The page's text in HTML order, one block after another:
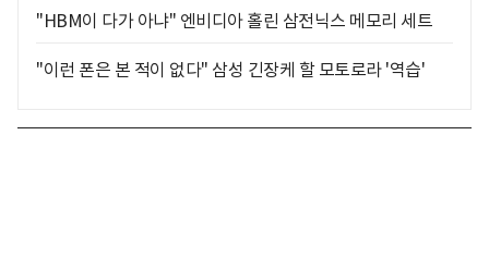
"HBM이 다가 아냐" 엔비디아 홀린 삼전닉스 메모리 세트
"이런 폰은 본 적이 없다" 삼성 긴장케 할 모토로라 '역습'